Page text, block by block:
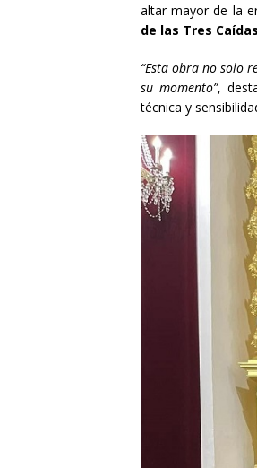
altar mayor de la
de las Tres Caídas
“Esta obra no solo
su momento”,
técnica y